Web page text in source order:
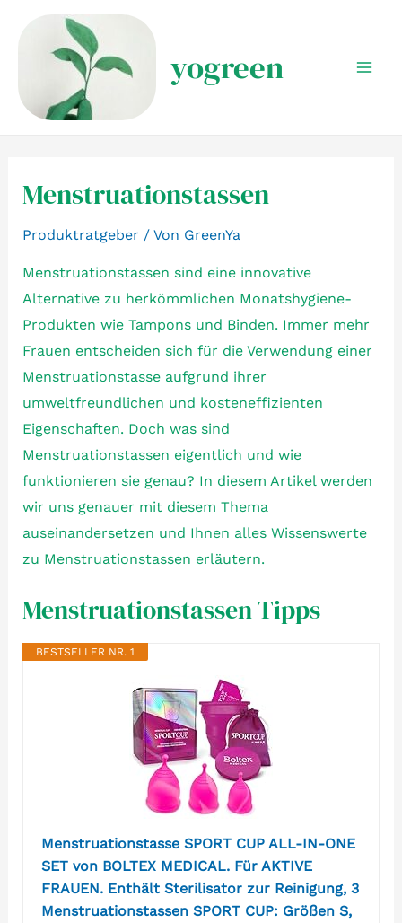
springen
yogreen
Menstruationstassen
Produktratgeber / Von GreenYa
Menstruationstassen sind eine innovative
Alternative zu herkömmlichen Monatshygiene-
Produkten wie Tampons und Binden. Immer mehr
Frauen entscheiden sich für die Verwendung einer
Menstruationstasse aufgrund ihrer
umweltfreundlichen und kosteneffizienten
Eigenschaften. Doch was sind
Menstruationstassen eigentlich und wie
funktionieren sie genau? In diesem Artikel werden
wir uns genauer mit diesem Thema
auseinandersetzen und Ihnen alles Wissenswerte
zu Menstruationstassen erläutern.
Menstruationstassen Tipps
BESTSELLER NR. 1
Menstruationstasse SPORT CUP ALL-IN-ONE
SET von BOLTEX MEDICAL. Für AKTIVE
FRAUEN. Enthält Sterilisator zur Reinigung, 3
Menstruationstassen SPORT CUP: Größen S,